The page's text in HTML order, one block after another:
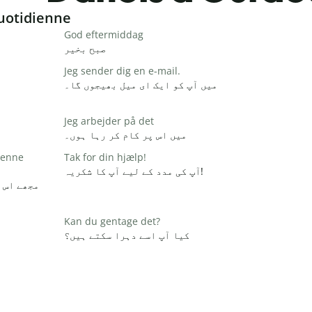
God eftermiddag
صبح بخیر
Jeg sender dig en e-mail.
میں آپ کو ایک ای میل بھیجوں گا۔
Jeg arbejder på det
میں اس پر کام کر رہا ہوں۔
مجھے
Tak for din hjælp!
آپ کی مدد کے لیے آپ کا شکریہ!
Kan du gentage det?
کیا آپ اسے دہرا سکتے ہیں؟